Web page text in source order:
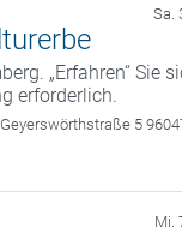
Sa.
„Erfahren“ Sie
erforderlich.
5
Mi.